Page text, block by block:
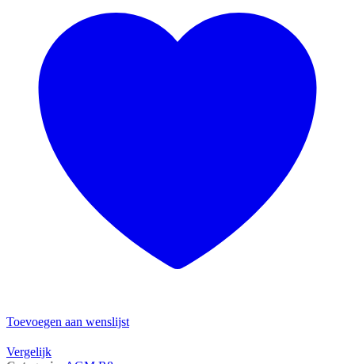
Toevoegen aan wenslijst
Vergelijk